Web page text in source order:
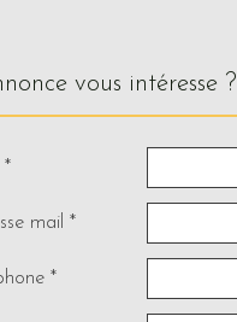
vous intéresse ?
*
mail *
*